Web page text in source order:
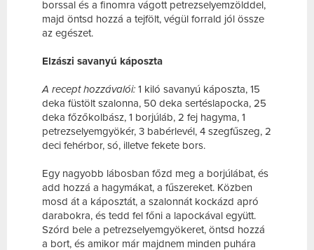
borssal és a finomra vágott petrezselyemzölddel,
majd öntsd hozzá a tejfölt, végül forrald jól össze
az egészet.
Elzászi savanyú káposzta
A recept hozzávalói: 1 kiló savanyú káposzta, 15
deka füstölt szalonna, 50 deka sertéslapocka, 25
deka főzőkolbász, 1 borjúláb, 2 fej hagyma, 1
petrezselyemgyökér, 3 babérlevél, 4 szegfűszeg, 2
deci fehérbor, só, illetve fekete bors.
Egy nagyobb lábosban főzd meg a borjúlábat, és
add hozzá a hagymákat, a fűszereket. Közben
mosd át a káposztát, a szalonnát kockázd apró
darabokra, és tedd fel főni a lapockával együtt.
Szórd bele a petrezselyemgyökeret, öntsd hozzá
a bort, és amikor már majdnem minden puhára